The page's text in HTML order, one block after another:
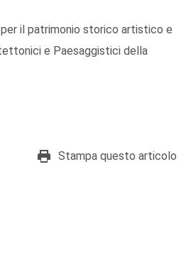
per il patrimonio storico artistico e
e Paesaggistici della
Stampa questo articolo